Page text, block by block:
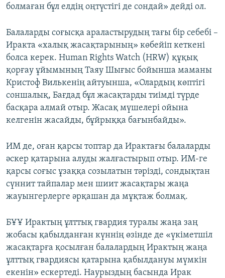
болмаған бұл елдің оңтүстігі де сондай» дейді ол.
Балаларды соғысқа араластырудың тағы бір себебі –
Иракта «халық жасақтарының» көбейіп кеткені
болса керек. Human Rights Watch (HRW) құқық
қорғау ұйымының Таяу Шығыс бойынша маманы
Кристоф Вилькенің айтуынша, «Олардың көптігі
соншалық, Бағдад бұл жасақтарды тиімді түрде
басқара алмай отыр. Жасақ мүшелері ойына
келгенін жасайды, бұйрыққа бағынбайды».
ИМ де, оған қарсы топтар да Ирактағы балаларды
әскер қатарына алуды жалғастырып отыр. ИМ-ге
қарсы соғыс ұзаққа созылатын тәрізді, сондықтан
сүннит тайпалар мен шиит жасақтары жаңа
жауынгерлерге әрқашан да мұқтаж болмақ.
БҰҰ Ирактың ұлттық гвардия туралы жаңа заң
жобасы қабылданған күннің өзінде де «үкіметшіл
жасақтарға қосылған балалардың Ирактың жаңа
ұлттық гвардиясы қатарына қабылдануы мүмкін
екенін» ескертеді. Наурыздың басында Ирак